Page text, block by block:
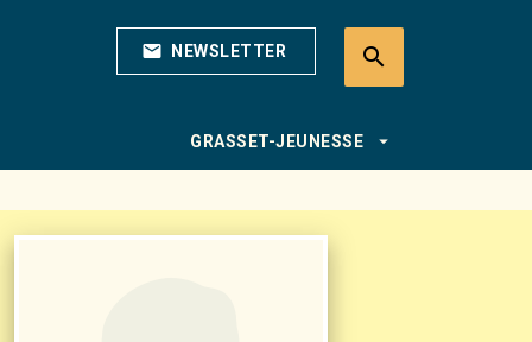
mail NEWSLETTER search
GRASSET-JEUNESSE arrow_drop_down